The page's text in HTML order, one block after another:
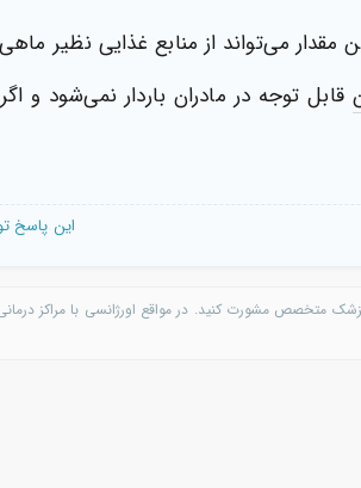
قابل توجه در مادران باردار نمی‌شود و
این پاسخ
پزشک متخصص مشورت کنید. در مواقع اورژانسی با مراکز